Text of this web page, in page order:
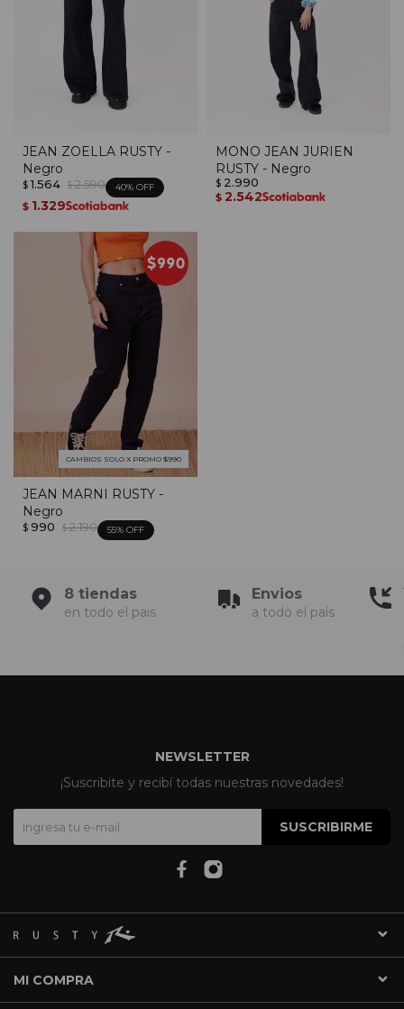
JEAN ZOELLA RUSTY -
Negro
$ 1.564 $ 2.590 40
$ 1.329
MONO JEAN JURIEN
RUSTY - Negro
$ 2.990
$ 2.542
CAMBIOS SOLO X PROMO $990
JEAN MARNI RUSTY -
Negro
$ 990 $ 2.190 55
8 tiendas
en todo el pais
Envios
a todo el país
MI COMPRA
NEWSLETTER
¡Suscribite y recibí todas nuestras novedades!
SUSCRIBIRME